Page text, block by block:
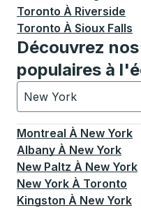
Toronto À Riverside
Toronto À Sioux Falls
Découvrez
populaires à
New York
Actuellement
Montreal À New York
Albany À New York
New Paltz À New York
New York À Toronto
Kingston À New York